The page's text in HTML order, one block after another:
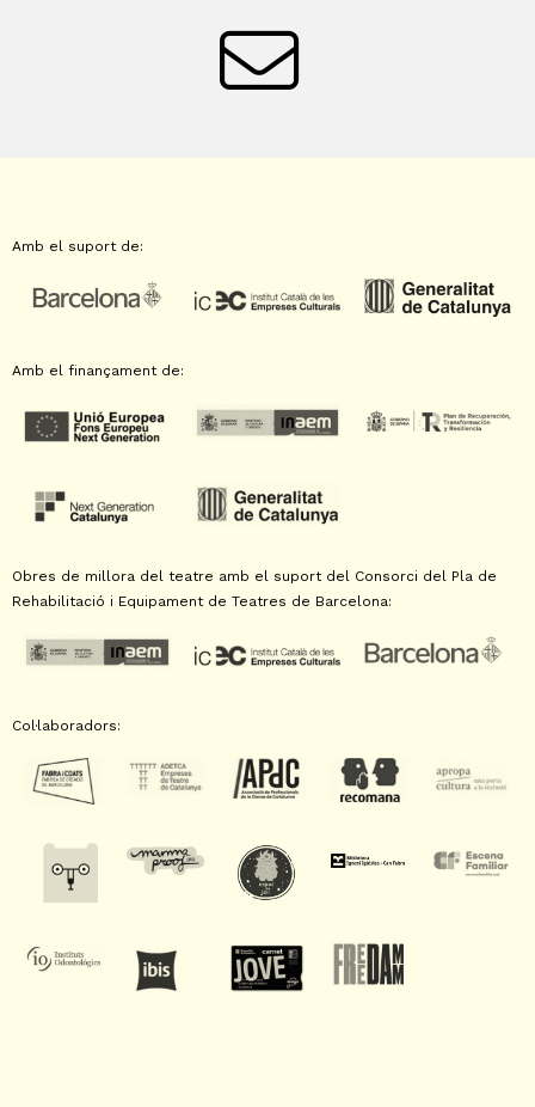
Amb el suport de:
Amb el finançament de:
Obres de millora del teatre amb el suport del Consorci del Pla de
Rehabilitació i Equipament de Teatres de Barcelona:
Col·laboradors: